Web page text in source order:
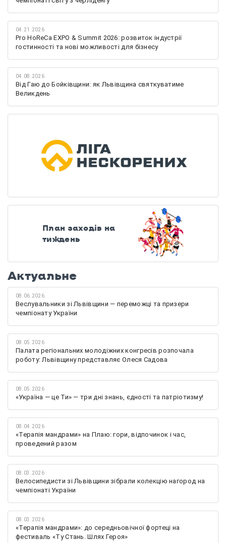
04.21.2026
Pro HoReCa EXPO & Summit 2026: розвиток індустрії
гостинності та нові можливості для бізнесу
04.08.2026
Від Гаю до Бойківщини: як Львівщина святкуватиме
Великдень
План заходів на
тиждень
Актуальне
08.06.2026
Веслувальники зі Львівщини — переможці та призери
чемпіонату України
08.05.2026
Палата регіональних молодіжних конгресів розпочала
роботу: Львівщину представляє Олеся Садова
08.05.2026
«Україна — це Ти» — три дні знань, єдності та патріотизму!
08.04.2026
«Терапія мандрами» на Плаю: гори, відпочинок і час,
проведений разом
08.03.2026
Велосипедисти зі Львівщини зібрали колекцію нагород на
чемпіонаті України
08.03.2026
«Терапія мандрами»: до середньовічної фортеці на
фестиваль «Ту Стань. Шлях Героя»